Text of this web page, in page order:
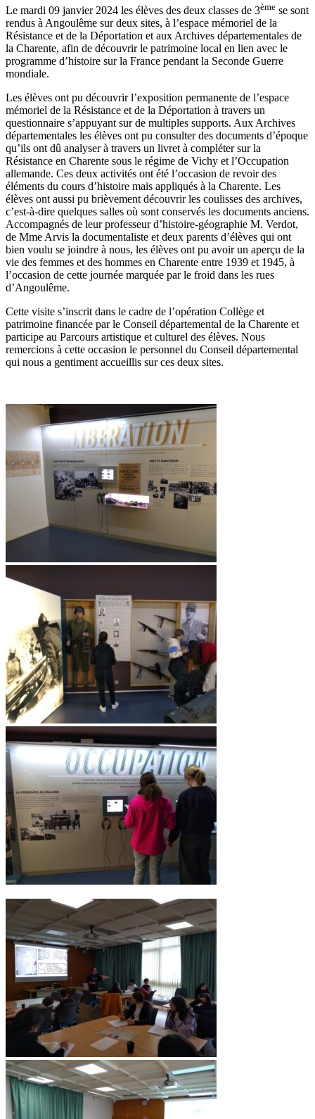
Le mardi 09 janvier 2024 les élèves des deux classes de 3ème se sont
rendus à Angoulême sur deux sites, à l’espace mémoriel de la
Résistance et de la Déportation et aux Archives départementales de
la Charente, afin de découvrir le patrimoine local en lien avec le
programme d’histoire sur la France pendant la Seconde Guerre
mondiale.
Les élèves ont pu découvrir l’exposition permanente de l’espace
mémoriel de la Résistance et de la Déportation à travers un
questionnaire s’appuyant sur de multiples supports. Aux Archives
départementales les élèves ont pu consulter des documents d’époque
qu’ils ont dû analyser à travers un livret à compléter sur la
Résistance en Charente sous le régime de Vichy et l’Occupation
allemande. Ces deux activités ont été l’occasion de revoir des
éléments du cours d’histoire mais appliqués à la Charente. Les
élèves ont aussi pu brièvement découvrir les coulisses des archives,
c’est-à-dire quelques salles où sont conservés les documents anciens.
Accompagnés de leur professeur d’histoire-géographie M. Verdot,
de Mme Arvis la documentaliste et deux parents d’élèves qui ont
bien voulu se joindre à nous, les élèves ont pu avoir un aperçu de la
vie des femmes et des hommes en Charente entre 1939 et 1945, à
l’occasion de cette journée marquée par le froid dans les rues
d’Angoulême.
Cette visite s’inscrit dans le cadre de l’opération Collège et
patrimoine financée par le Conseil départemental de la Charente et
participe au Parcours artistique et culturel des élèves. Nous
remercions à cette occasion le personnel du Conseil départemental
qui nous a gentiment accueillis sur ces deux sites.